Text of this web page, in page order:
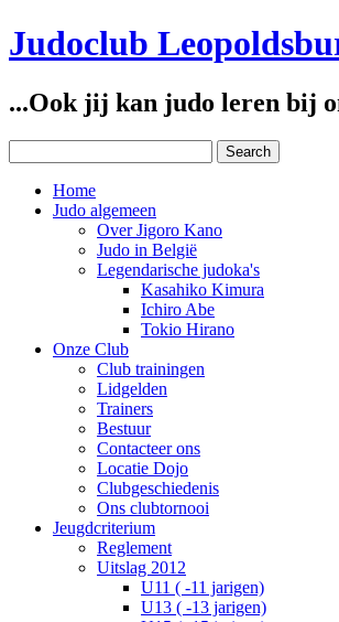
Judoclub
...Ook jij kan judo leren bij
Home
Judo algemeen
Over Jigoro Kano
Judo in België
Legendarische judoka's
Kasahiko Kimura
Ichiro Abe
Tokio Hirano
Onze Club
Club trainingen
Lidgelden
Trainers
Bestuur
Contacteer ons
Locatie Dojo
Clubgeschiedenis
Ons clubtornooi
Jeugdcriterium
Reglement
Uitslag 2012
U11 ( -11 jarigen)
U13 ( -13 jarigen)